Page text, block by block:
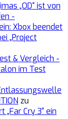
„OD“ ist von
-
Xbox beendet
„Project
& Vergleich -
im Test
zu
„Far Cry 3“ ein